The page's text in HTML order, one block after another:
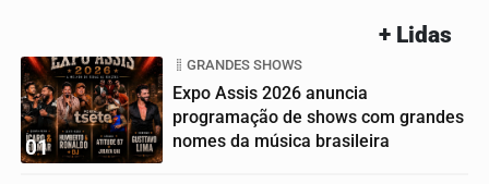
+ Lidas
01
GRANDES SHOWS
Expo Assis 2026 anuncia
programação de shows com grandes
nomes da música brasileira